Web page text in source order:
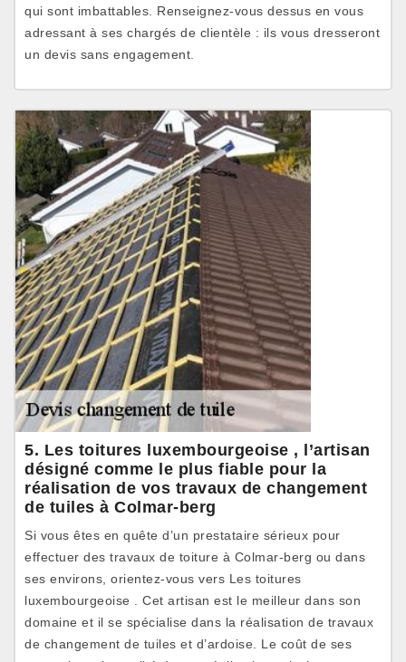
qui sont imbattables. Renseignez-vous dessus en vous
adressant à ses chargés de clientèle : ils vous dresseront
un devis sans engagement.
5. Les toitures luxembourgeoise , l’artisan
désigné comme le plus fiable pour la
réalisation de vos travaux de changement
de tuiles à Colmar-berg
Si vous êtes en quête d’un prestataire sérieux pour
effectuer des travaux de toiture à Colmar-berg ou dans
ses environs, orientez-vous vers Les toitures
luxembourgeoise . Cet artisan est le meilleur dans son
domaine et il se spécialise dans la réalisation de travaux
de changement de tuiles et d’ardoise. Le coût de ses